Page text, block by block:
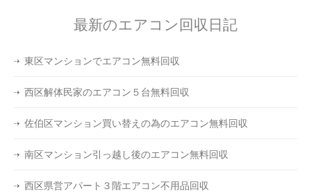
最新のエアコン回収日記
東区マンションでエアコン無料回収
西区解体民家のエアコン５台無料回収
佐伯区マンション買い替えの為のエアコン無料回収
南区マンション引っ越し後のエアコン無料回収
西区県営アパート３階エアコン不用品回収